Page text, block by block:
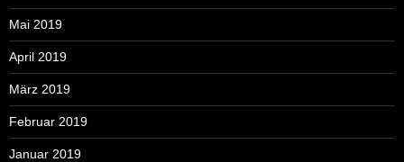
Mai 2019
April 2019
März 2019
Februar 2019
Januar 2019